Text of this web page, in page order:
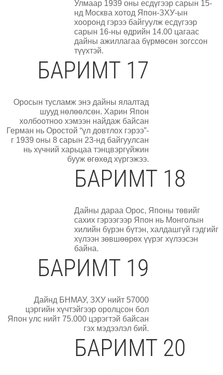
Улмаар 1939 оны есдүгээр сарын 15-
нд Москва хотод Япон-ЗХУ-ын
хооронд гэрээ байгуулж есдүгээр
сарын 16-ны өдрийн 14.00 цагаас
дайны ажиллагаа бүрмөсөн зогссон
түүхтэй.
БАРИМТ 17
Оросын тусламж энэ дайны ялалтад
шууд нөлөөлсөн. Харин Япон
холбоотноо хэмээн найдаж байсан
Герман нь Оростой “үл довтлох гэрээ”-
г 1939 оны 8 сарын 23-нд байгуулсан
нь хүчний харьцаа тэнцвэргүйжин
бууж өгөхөд хүргэжээ.
БАРИМТ 18
Дайны дараа Орос, Японы төвийг
сахих гэрээгээр Япон нь Монголын
хилийн бүрэн бүтэн, халдашгүй гэдгийг
хүлээн зөвшөөрөх үүрэг хүлээсэн
байна.
БАРИМТ 19
Дайнд БНМАУ, ЗХУ нийт 57000
цэргийн хүчтэйгээр оролцсон бол
Япон улс нийт 75.000 цэрэгтэй байсан
гэх мэдээлэл бий.
БАРИМТ 20